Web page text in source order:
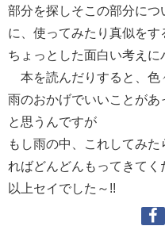
部分を探しそこの部分に
に、使ってみたり真似をす
ちょっとした面白い考えに
本を読んだりすると、色
雨のおかげでいいことが
と思うんですが
もし雨の中、これしてみ
ればどんどんもってきてく
以上セイでした～!!